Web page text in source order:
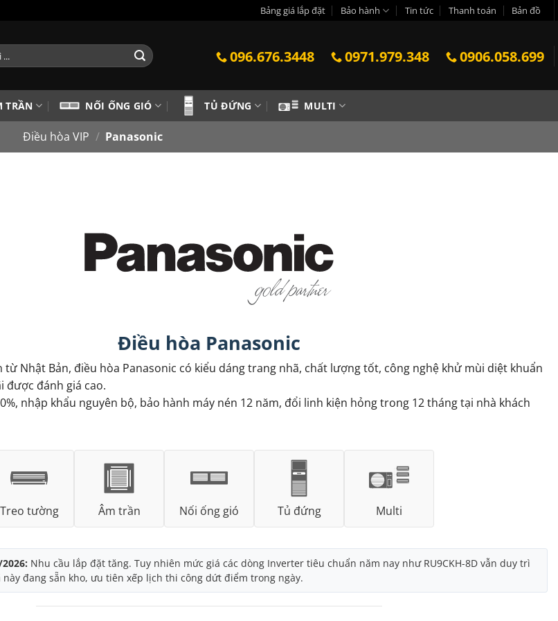
Bảng giá lắp đặt Bảo hành Tin tức Thanh toán Bản đồ
096.676.3448 0971.979.348 0906.058.699
TRẦN NỐI ỐNG GIÓ TỦ ĐỨNG MULTI
Điều hòa VIP / Panasonic
Điều hòa Panasonic
từ Nhật Bản, điều hòa Panasonic có kiểu dáng trang nhã, chất lượng tốt, công nghệ khử mùi diệt khuẩn
được đánh giá cao.
nhập khẩu nguyên bộ, bảo hành máy nén 12 năm, đổi linh kiện hỏng trong 12 tháng tại nhà khách
Treo tường Âm trần Nối ống gió Tủ đứng Multi
Nhu cầu lắp đặt tăng. Tuy nhiên mức giá các dòng Inverter tiêu chuẩn năm nay như RU9CKH-8D vẫn duy trì
đang sẵn kho, ưu tiên xếp lịch thi công dứt điểm trong ngày.